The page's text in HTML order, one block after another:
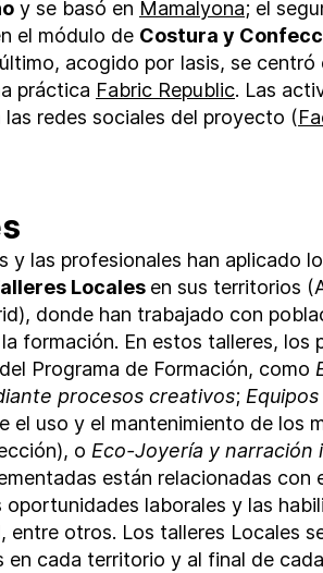
y se basó en Mamalyona; el
el módulo de Costura y
acogido por Iasis, se centró
práctica Fabric Republic. Las
redes sociales del proyecto (
y las profesionales han aplicado
Locales en sus territorios
donde han trabajado con
formación. En estos talleres, los
Programa de Formación, como
procesos creativos;
el uso y el mantenimiento de los
o Eco-Joyería y narración
están relacionadas con
oportunidades laborales y las
entre otros. Los talleres Locales
en cada territorio y al final de